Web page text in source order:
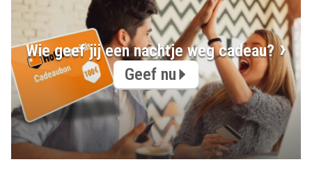
Wie geef jij een nachtje weg cadeau?
Geef nu